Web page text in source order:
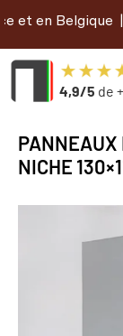
|
4,9/5 de
PANNEAUX
NICHE